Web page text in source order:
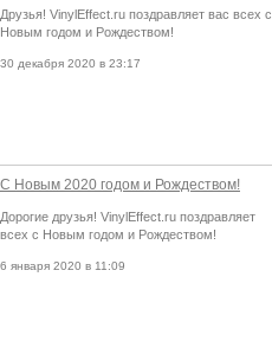
Друзья! VinylEffect.ru поздравляет вас всех с
Новым годом и Рождеством!
30 декабря 2020 в 23:17
С Новым 2020 годом и Рождеством!
Дорогие друзья! VinylEffect.ru поздравляет
всех с Новым годом и Рождеством!
6 января 2020 в 11:09